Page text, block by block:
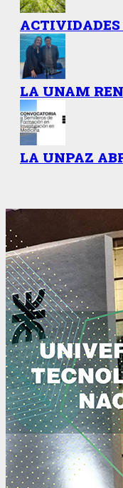
ACTIVIDADES
LA UNAM
LA UNPAZ